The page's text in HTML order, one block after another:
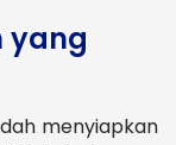
yang
menyiapkan